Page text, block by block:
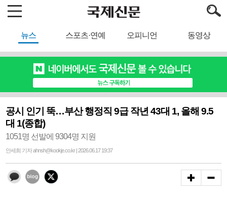
뉴스 스포츠·연예 오피니언 동영상
공시 인기 뚝…부산 행정직 9급 작년 43대 1, 올해 9.5
대 1(종합)
1051명 선발에 9304명 지원
안세희 기자 ahnsh@kookje.co.kr | 2026.06.17 19:37